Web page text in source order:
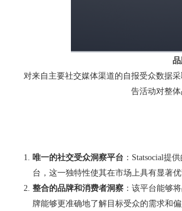
对来自主要社交媒体渠道的自报受众数据
告活动对整体
唯一的社交受众洞察平台 ：Statsocial提
台，这一独特性使其在市场上具有显著优
整合的品牌和消费者洞察 ：该平台能够
牌能够更准确地了解目标受众的需求和偏